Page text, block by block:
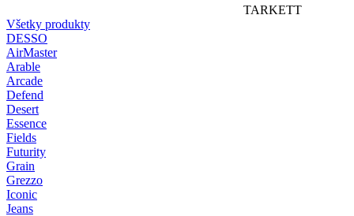
TARKETT
Všetky produkty
DESSO
AirMaster
Arable
Arcade
Defend
Desert
Essence
Fields
Futurity
Grain
Grezzo
Iconic
Jeans